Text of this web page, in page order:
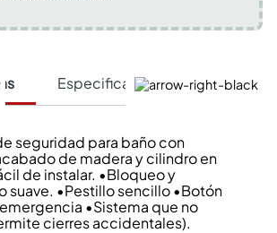
Especificaciones Técnicas
seguridad para baño con
de madera y cilindro en
de instalar. •Bloqueo y
suave. •Pestillo sencillo •Botón
•Sistema que no
cierres accidentales).